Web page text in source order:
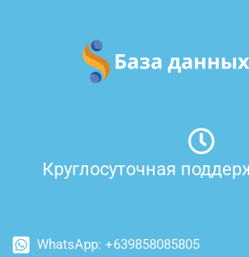
содержимому
Круглосуточная
WhatsApp: +639858085805